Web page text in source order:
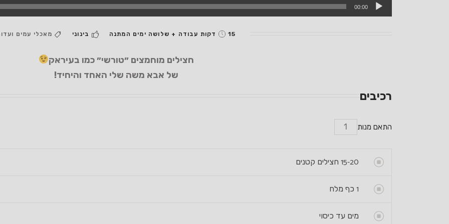
00:00
15 דקות עבודה + שלושה ימים המתנה בינוני מאכלי עמים
חצילים מוחמצים ״טורשי״ כמו בעיראק
של אבא משה שלי האחד והיחיד!
רכיבים
התאם מנות
15-20 חצילים קטנים
1 כף מלח
מים עד כיסוי